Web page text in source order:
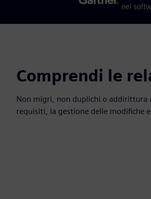
nel
Comprendi le
Non migri, non duplichi o addirittura
requisiti, la gestione delle modifiche